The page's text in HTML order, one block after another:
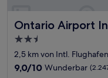
Ontario Airport
Ontario Airport Inn
2.5-
Sterne-
Unterkunft
2,5 km von Intl.
9.0
9,0/10 Wunderbar